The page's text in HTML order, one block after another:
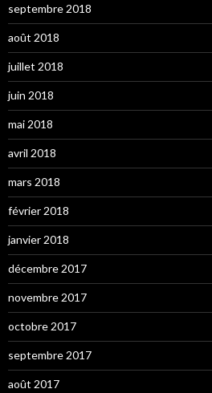
septembre 2018
août 2018
juillet 2018
juin 2018
mai 2018
avril 2018
mars 2018
février 2018
janvier 2018
décembre 2017
novembre 2017
octobre 2017
septembre 2017
août 2017